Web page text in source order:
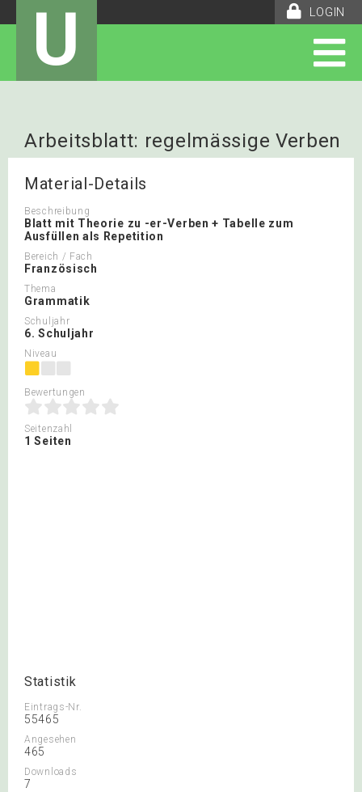
LOGIN
U
Arbeitsblatt: regelmässige Verben
Material-Details
Beschreibung
Blatt mit Theorie zu -er-Verben + Tabelle zum
Ausfüllen als Repetition
Bereich / Fach
Französisch
Thema
Grammatik
Schuljahr
6. Schuljahr
Niveau
Bewertungen
Seitenzahl
1 Seiten
Statistik
Eintrags-Nr.
55465
Angesehen
465
Downloads
7